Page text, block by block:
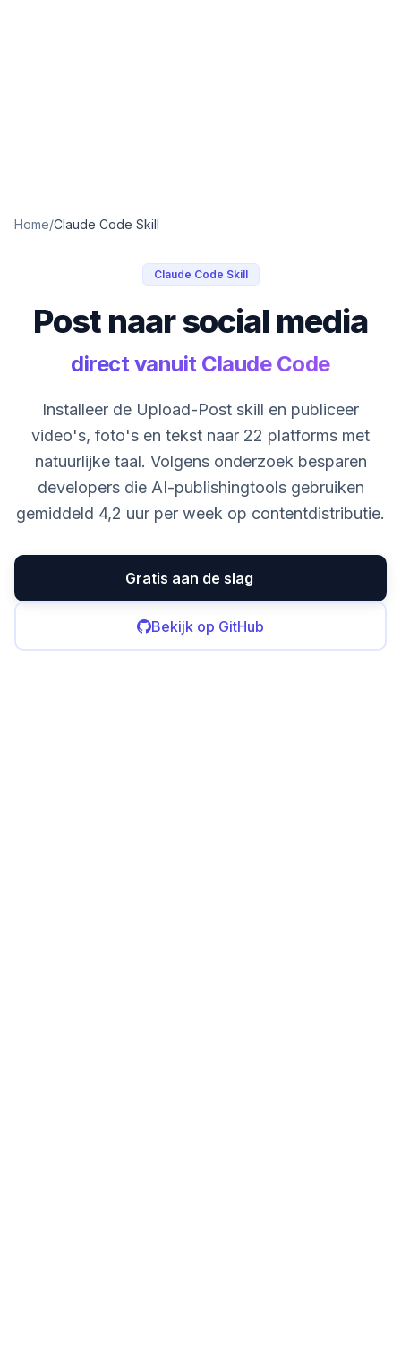
Home/Claude Code Skill
Claude Code Skill
Post naar social media
direct vanuit Claude Code
Installeer de Upload-Post skill en publiceer
video's, foto's en tekst naar 22 platforms met
natuurlijke taal. Volgens onderzoek besparen
developers die AI-publishingtools gebruiken
gemiddeld 4,2 uur per week op contentdistributie.
Gratis aan de slag
Bekijk op GitHub